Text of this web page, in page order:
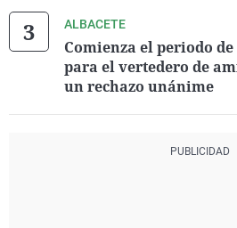
ALBACETE
Comienza el periodo
para el vertedero de
un rechazo unánime